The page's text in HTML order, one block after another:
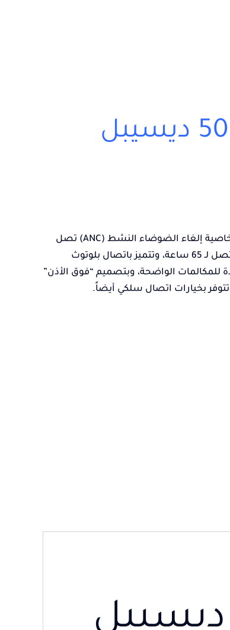
سماعات لاسلكية 50 ديسيبل
سماعات لاسلكية بخاصية إلغاء الضوضاء النشط (ANC) تصل
، توفر صوتًا قويًا وبطارية طويلة جداً تصل لـ 65 ساعة، وتتميز باتصال بلوتوث
للمكالمات الواضحة، وبتصميم “فوق الأذن”